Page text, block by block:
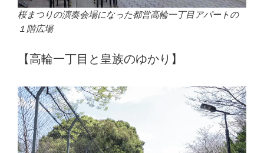
桜まつりの演奏会場になった都営高輪一丁目アパートの
１階広場
【高輪一丁目と皇族のゆかり】